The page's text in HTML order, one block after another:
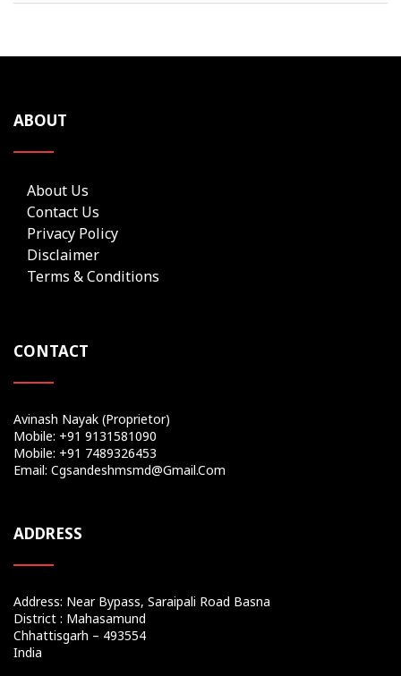
ABOUT
About Us
Contact Us
Privacy Policy
Disclaimer
Terms & Conditions
CONTACT
Avinash Nayak (Proprietor)
Mobile: +91 9131581090
Mobile: +91 7489326453
Email: Cgsandeshmsmd@gmail.com
ADDRESS
Address: Near Bypass, Saraipali Road Basna
District : Mahasamund
Chhattisgarh – 493554
India